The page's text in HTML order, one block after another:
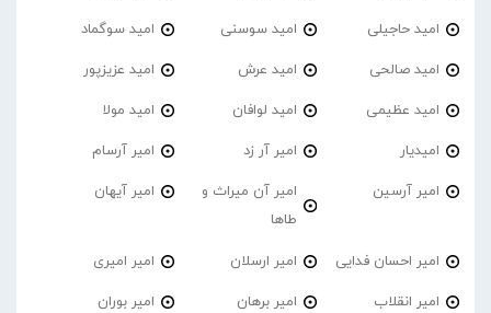
امید حاجیلی امید سوسنی امید سوگماد
امید صالحی امید عرش امید عزیزپور
امید عظیمی امید لوافان امید مولا
امیدیار امیر آر زد امیر آرسام
امیر آرسین
امیر آن میراث و
طاها
امیر آیهان
امیر احسان فدایی امیر ارسلان امیر امیری
امیر انقلاب امیر برهان امیر‌ بوران